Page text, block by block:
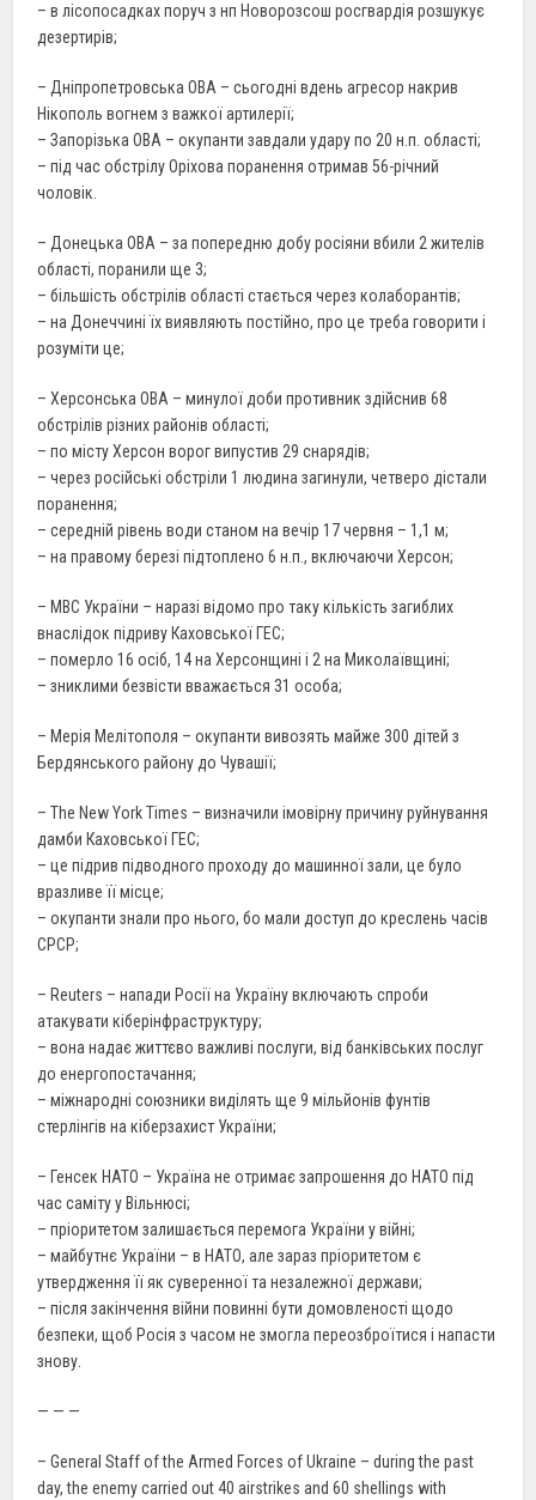
– в лісопосадках поруч з нп Новорозсош росгвардія розшукує
дезертирів;
– Дніпропетровська ОВА – сьогодні вдень агресор накрив
Нікополь вогнем з важкої артилерії;
– Запорізька ОВА – окупанти завдали удару по 20 н.п. області;
– під час обстрілу Оріхова поранення отримав 56-річний
чоловік.
– Донецька ОВА – за попередню добу росіяни вбили 2 жителів
області, поранили ще 3;
– більшість обстрілів області стається через колаборантів;
– на Донеччині їх виявляють постійно, про це треба говорити і
розуміти це;
– Херсонська ОВА – минулої доби противник здійснив 68
обстрілів різних районів області;
– по місту Херсон ворог випустив 29 снарядів;
– через російські обстріли 1 людина загинули, четверо дістали
поранення;
– середній рівень води станом на вечір 17 червня – 1,1 м;
– на правому березі підтоплено 6 н.п., включаючи Херсон;
– МВС України – наразі відомо про таку кількість загиблих
внаслідок підриву Каховської ГЕС;
– померло 16 осіб, 14 на Херсонщині і 2 на Миколаївщині;
– зниклими безвісти вважається 31 особа;
– Мерія Мелітополя – окупанти вивозять майже 300 дітей з
Бердянського району до Чувашії;
– The New York Times – визначили імовірну причину руйнування
дамби Каховської ГЕС;
– це підрив підводного проходу до машинної зали, це було
вразливе її місце;
– окупанти знали про нього, бо мали доступ до креслень часів
СРСР;
– Reuters – напади Росії на Україну включають спроби
атакувати кіберінфраструктуру;
– вона надає життєво важливі послуги, від банківських послуг
до енергопостачання;
– міжнародні союзники виділять ще 9 мільйонів фунтів
стерлінгів на кіберзахист України;
– Генсек НАТО – Україна не отримає запрошення до НАТО під
час саміту у Вільнюсі;
– пріоритетом залишається перемога України у війні;
– майбутнє України – в НАТО, але зараз пріоритетом є
утвердження її як суверенної та незалежної держави;
– після закінчення війни повинні бути домовленості щодо
безпеки, щоб Росія з часом не змогла переозброїтися і напасти
знову.
— — —
– General Staff of the Armed Forces of Ukraine – during the past
day, the enemy carried out 40 airstrikes and 60 shellings with